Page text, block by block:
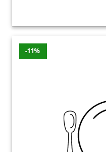
-11%